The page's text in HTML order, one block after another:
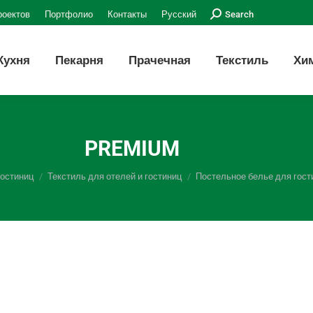
Портфолио Контакты Русский Поиск:Search
Пекарня Прачечная Текстиль
PREMIUM
Текстиль для отелей и гостиниц Постельное белье для